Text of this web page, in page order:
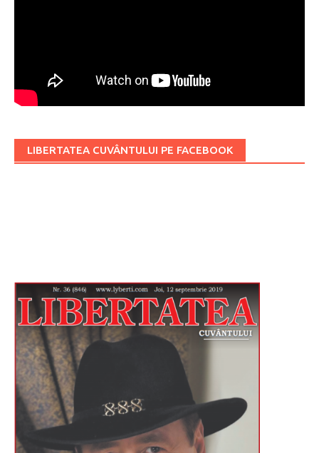
LIBERTATEA CUVÂNTULUI PE FACEBOOK